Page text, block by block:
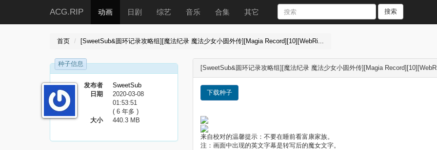
ACG.RIP 动画 日剧 综艺 音乐 合集 其它 搜索
首页 [SweetSub&圆环记录攻略组][魔法纪录 魔法少女小圆外传][Magia Record][10][WebRi...
种子信息
发布者
SweetSub
日期
2020-03-08
01:53:51
( 6 年多 )
大小
440.3 MB
[SweetSub&圆环记录攻略组][魔法纪录 魔法少女小圆外传][Magia
下载种子
来自校对的温馨提示：不要在睡前看富康家族。
注：画面中出现的英文字幕是转写后的魔女文字。